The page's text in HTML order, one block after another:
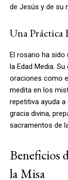
de Jesús y de su
Una
El rosario ha
la Edad Media.
oraciones como
medita en los
repetitiva ayuda
gracia divina,
sacramentos de
Beneficios
la Misa